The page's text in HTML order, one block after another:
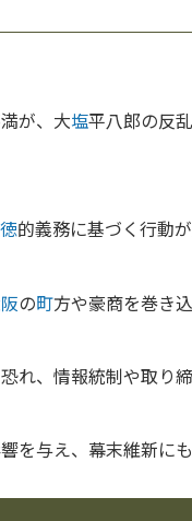
が、大塩平八郎の反
徳的義務に基づく行動
の町方や豪商を巻き
れ、情報統制や取り
与え、幕末維新に